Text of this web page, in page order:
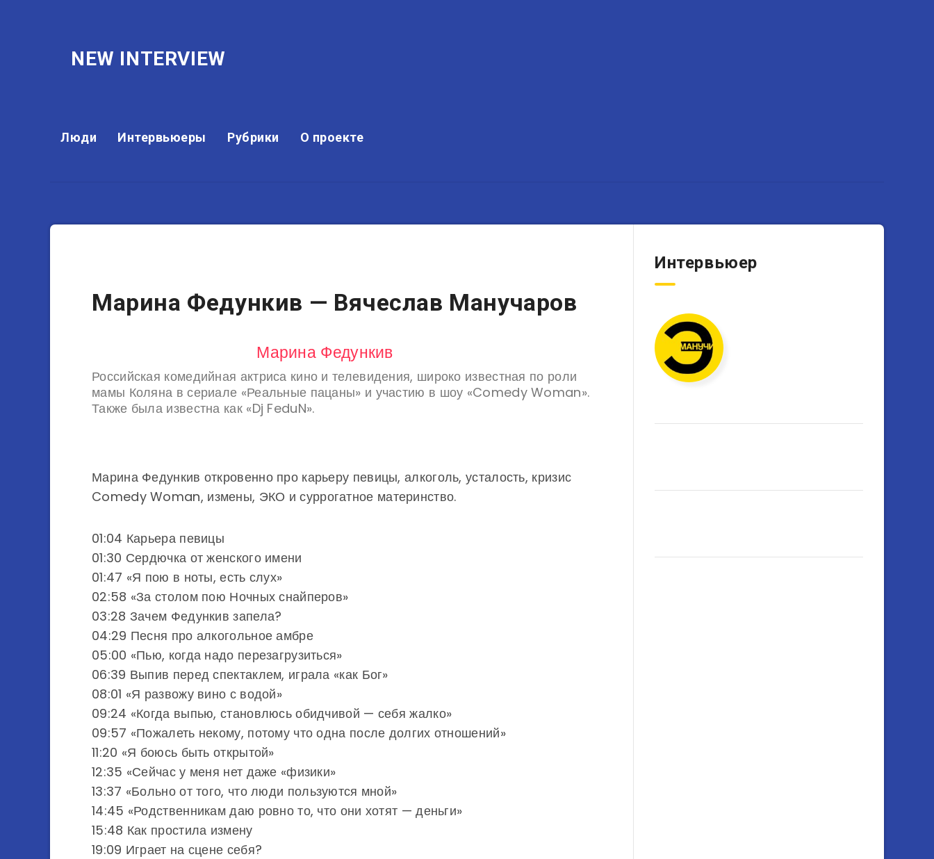
NEW INTERVIEW
Люди Интервьюеры Рубрики О проекте
Марина Федункив — Вячеслав Манучаров
Марина Федункив
Российская комедийная актриса кино и телевидения, широко известная по роли
мамы Коляна в сериале «Реальные пацаны» и участию в шоу «Comedy Woman».
Также была известна как «Dj FeduN».
Марина Федункив откровенно про карьеру певицы, алкоголь, усталость, кризис
Comedy Woman, измены, ЭКО и суррогатное материнство.
01:04 Карьера певицы
01:30 Сердючка от женского имени
01:47 «Я пою в ноты, есть слух»
02:58 «За столом пою Ночных снайперов»
03:28 Зачем Федункив запела?
04:29 Песня про алкогольное амбре
05:00 «Пью, когда надо перезагрузиться»
06:39 Выпив перед спектаклем, играла «как Бог»
08:01 «Я развожу вино с водой»
09:24 «Когда выпью, становлюсь обидчивой — себя жалко»
09:57 «Пожалеть некому, потому что одна после долгих отношений»
11:20 «Я боюсь быть открытой»
12:35 «Сейчас у меня нет даже «физики»
13:37 «Больно от того, что люди пользуются мной»
14:45 «Родственникам даю ровно то, что они хотят — деньги»
15:48 Как простила измену
19:09 Играет на сцене себя?
Интервьюер